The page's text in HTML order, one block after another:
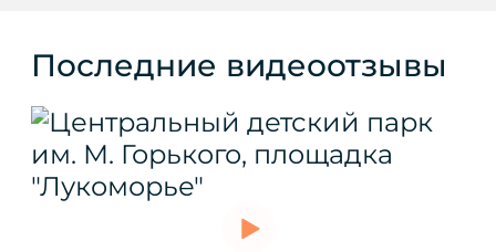
Последние видеоотзывы